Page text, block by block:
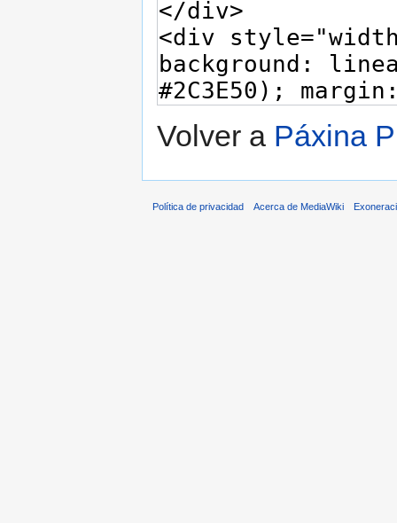
Volver a Páxina
Política de privacidad Acerca de MediaWiki